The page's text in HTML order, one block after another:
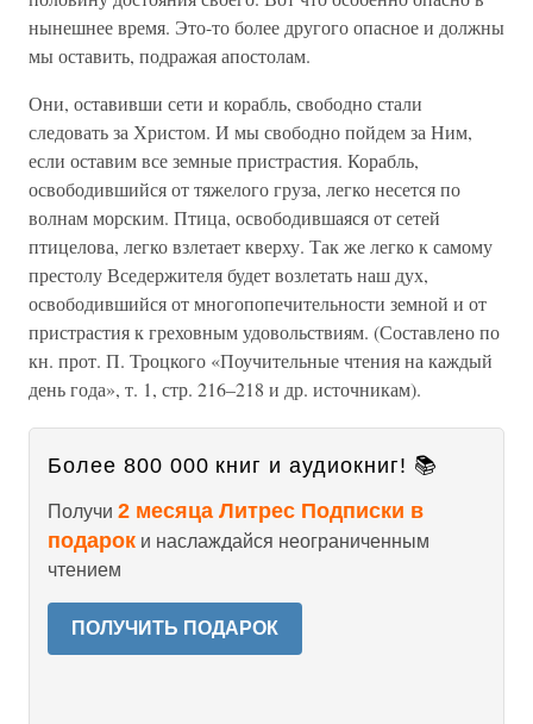
нынешнее время. Это-то более другого опасное и должны
мы оставить, подражая апостолам.
Они, оставивши сети и корабль, свободно стали
следовать за Христом. И мы свободно пойдем за Ним,
если оставим все земные пристрастия. Корабль,
освободившийся от тяжелого груза, легко несется по
волнам морским. Птица, освободившаяся от сетей
птицелова, легко взлетает кверху. Так же легко к самому
престолу Вседержителя будет возлетать наш дух,
освободившийся от многопопечительности земной и от
пристрастия к греховным удовольствиям. (Составлено по
кн. прот. П. Троцкого «Поучительные чтения на каждый
день года», т. 1, стр. 216–218 и др. источникам).
Более 800 000 книг и аудиокниг! 📚
Получи 2 месяца Литрес Подписки в
подарок и наслаждайся неограниченным
чтением
ПОЛУЧИТЬ ПОДАРОК